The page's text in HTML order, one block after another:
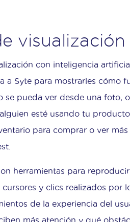
visualización
con inteligencia
a Syte para mostrarles cómo
se pueda ver desde una foto,
esté usando tu
para comprar o ver
herramientas para
y clics realizados por
de la experiencia del
más atención y qué